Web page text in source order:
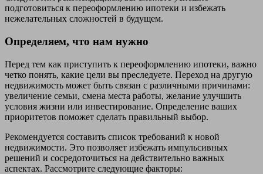
подготовиться к переоформлению ипотеки и избежать
нежелательных сложностей в будущем.
Определяем, что нам нужно
Перед тем как приступить к переоформлению ипотеки, важно
четко понять, какие цели вы преследуете. Переход на другую
недвижимость может быть связан с различными причинами:
увеличение семьи, смена места работы, желание улучшить
условия жизни или инвестирование. Определение ваших
приоритетов поможет сделать правильный выбор.
Рекомендуется составить список требований к новой
недвижимости. Это позволяет избежать импульсивных
решений и сосредоточиться на действительно важных
аспектах. Рассмотрите следующие факторы: